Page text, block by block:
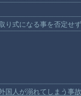
り式になる事を否定せ
国人が溺れてしまう事